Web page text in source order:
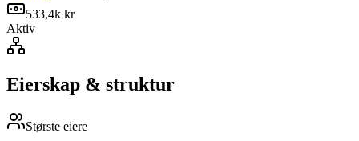
533,4k kr
Aktiv
Eierskap & struktur
Største eiere